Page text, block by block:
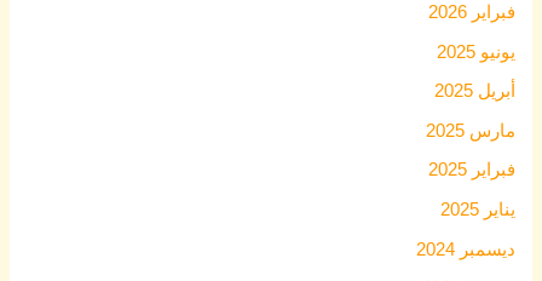
فبراير 2026
يونيو 2025
أبريل 2025
مارس 2025
فبراير 2025
يناير 2025
ديسمبر 2024